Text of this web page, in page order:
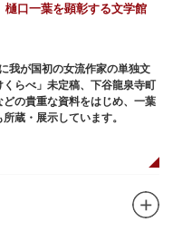
口一葉を顕彰する文学館
我が国初の女流作家の単独文
らべ」未定稿、下谷龍泉寺町
の貴重な資料をはじめ、一葉
蔵・展示しています。